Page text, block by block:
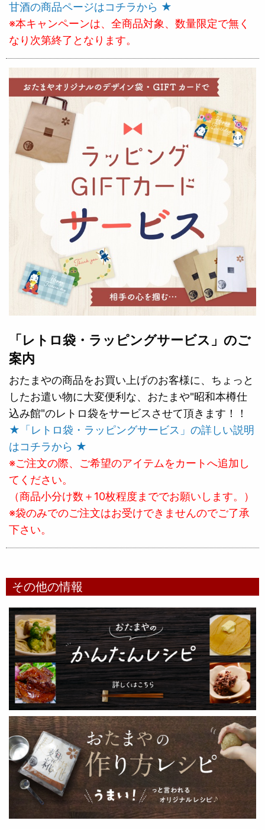
甘酒の商品ページはコチラから ★
※本キャンペーンは、全商品対象、数量限定で無く
なり次第終了となります。
「レトロ袋・ラッピングサービス」のご
案内
おたまやの商品をお買い上げのお客様に、ちょっと
したお遣い物に大変便利な、おたまや"昭和本樽仕
込み館"のレトロ袋をサービスさせて頂きます！！
★「レトロ袋・ラッピングサービス」の詳しい説明
はコチラから ★
※ご注文の際、ご希望のアイテムをカートへ追加し
てください。
（商品小分け数＋10枚程度まででお願いします。）
※袋のみでのご注文はお受けできませんのでご了承
下さい。
その他の情報